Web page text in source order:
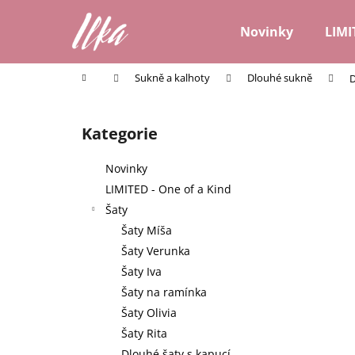
Novinky
Domů Sukně a kalhoty Dlouhé sukně
Přeskočit
kategorie
Kategorie
Novinky
LIMITED - One of a Kind
Šaty
Šaty Míša
Šaty Verunka
Šaty Iva
Šaty na ramínka
Šaty Olivia
Šaty Rita
í
Zpět
do
Zpět
do